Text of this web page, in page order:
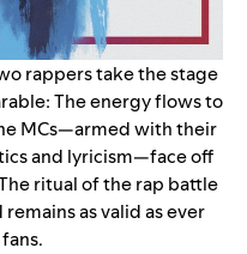
rappers take the stage
The energy flows to
MCs—armed with their
and lyricism—face off
ritual of the rap battle
as valid as ever